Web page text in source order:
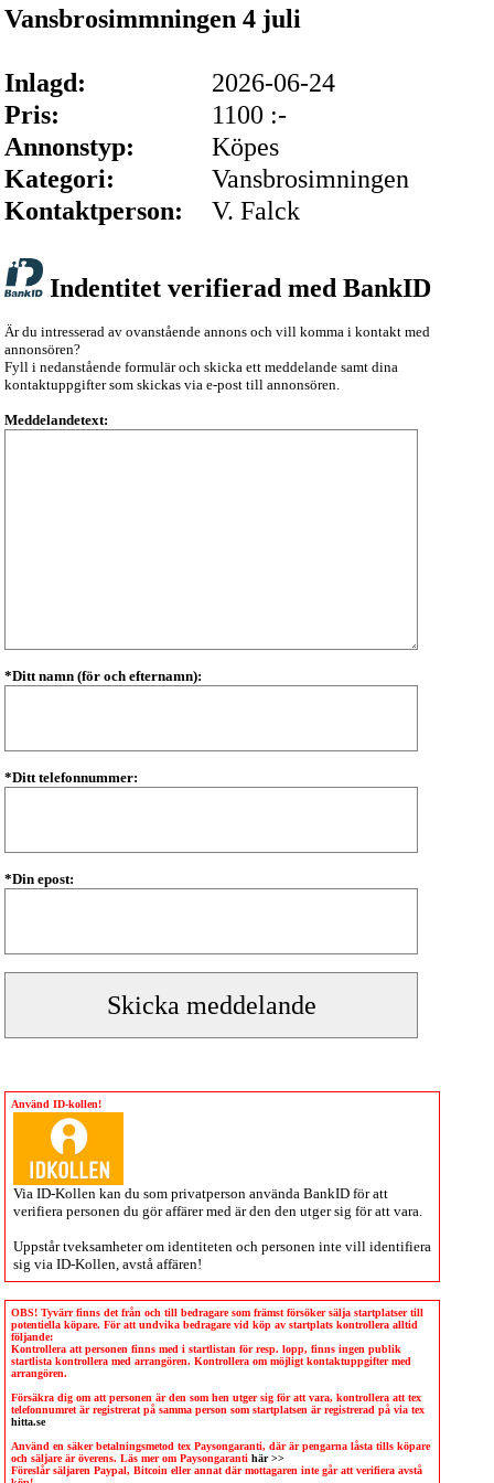
Vansbrosimmningen 4 juli
Inlagd:
2026-06-24
Pris:
1100 :-
Annonstyp:
Köpes
Kategori:
Vansbrosimningen
Kontaktperson:
V. Falck
Indentitet verifierad med BankID
Är du intresserad av ovanstående annons och vill komma i kontakt med
annonsören?
Fyll i nedanstående formulär och skicka ett meddelande samt dina
kontaktuppgifter som skickas via e-post till annonsören.
Meddelandetext:
*Ditt namn (för och efternamn):
*Ditt telefonnummer:
*Din epost:
Använd ID-kollen!
Via ID-Kollen kan du som privatperson använda BankID för att
verifiera personen du gör affärer med är den den utger sig för att vara.
Uppstår tveksamheter om identiteten och personen inte vill identifiera
sig via ID-Kollen , avstå affären!
OBS! Tyvärr finns det från och till bedragare som främst försöker sälja startplatser till
potentiella köpare. För att undvika bedragare vid köp av startplats kontrollera alltid
följande:
Kontrollera att personen finns med i startlistan för resp. lopp, finns ingen publik
startlista kontrollera med arrangören. Kontrollera om möjligt kontaktuppgifter med
arrangören.
Försäkra dig om att personen är den som hen utger sig för att vara, kontrollera att tex
telefonnumret är registrerat på samma person som startplatsen är registrerad på via tex
hitta.se
Använd en säker betalningsmetod tex Paysongaranti, där är pengarna låsta tills köpare
och säljare är överens. Läs mer om Paysongaranti här >>
Föreslår säljaren Paypal, Bitcoin eller annat där mottagaren inte går att verifiera avstå